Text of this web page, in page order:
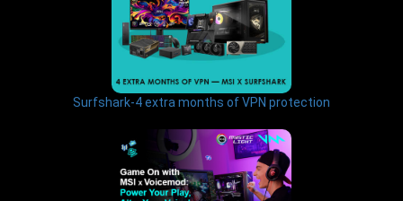
Surfshark-4 extra months of VPN protection